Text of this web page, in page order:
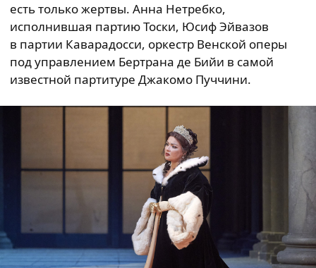
есть только жертвы. Анна Нетребко,
исполнившая партию Тоски, Юсиф Эйвазов
в партии Каварадосси, оркестр Венской оперы
под управлением Бертрана де Бийи в самой
известной партитуре Джакомо Пуччини.